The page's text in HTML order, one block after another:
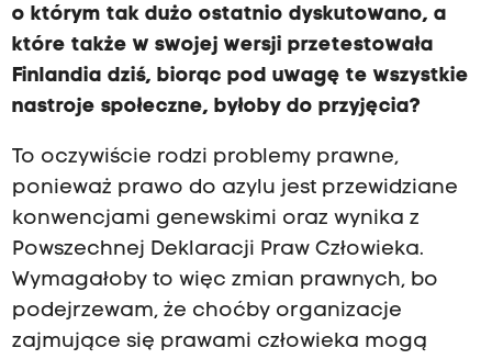
o którym tak dużo ostatnio dyskutowano, a
które także w swojej wersji przetestowała
Finlandia dziś, biorąc pod uwagę te wszystkie
nastroje społeczne, byłoby do przyjęcia?
To oczywiście rodzi problemy prawne,
ponieważ prawo do azylu jest przewidziane
konwencjami genewskimi oraz wynika z
Powszechnej Deklaracji Praw Człowieka.
Wymagałoby to więc zmian prawnych, bo
podejrzewam, że choćby organizacje
zajmujące się prawami człowieka mogą